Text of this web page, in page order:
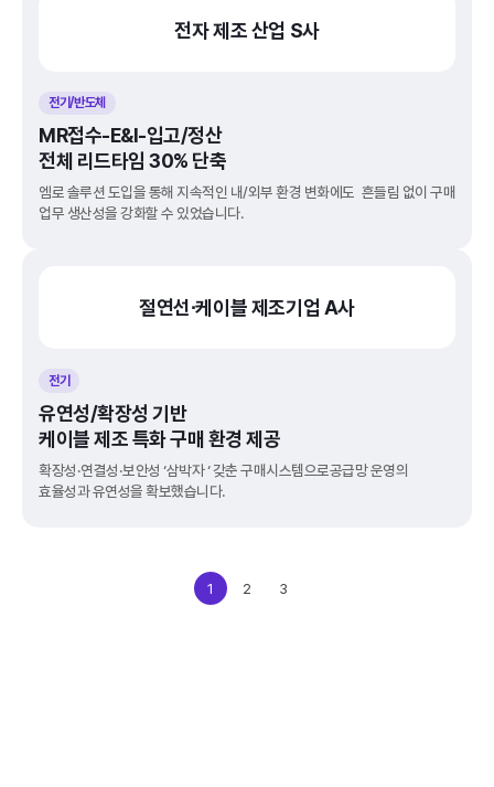
전자 제조 산업 S사
전기/반도체
MR접수-E&I-입고/정산
전체 리드타임 30% 단축
엠로 솔루션 도입을 통해 지속적인 내/외부 환경 변화에도 흔들림 없이 구매
업무 생산성을 강화할 수 있었습니다.
절연선∙케이블 제조기업 A사
전기
유연성/확장성 기반
케이블 제조 특화 구매 환경 제공
확장성·연결성·보안성 ‘삼박자 ‘ 갖춘 구매시스템으로공급망 운영의
효율성과 유연성을 확보했습니다.
1 2 3